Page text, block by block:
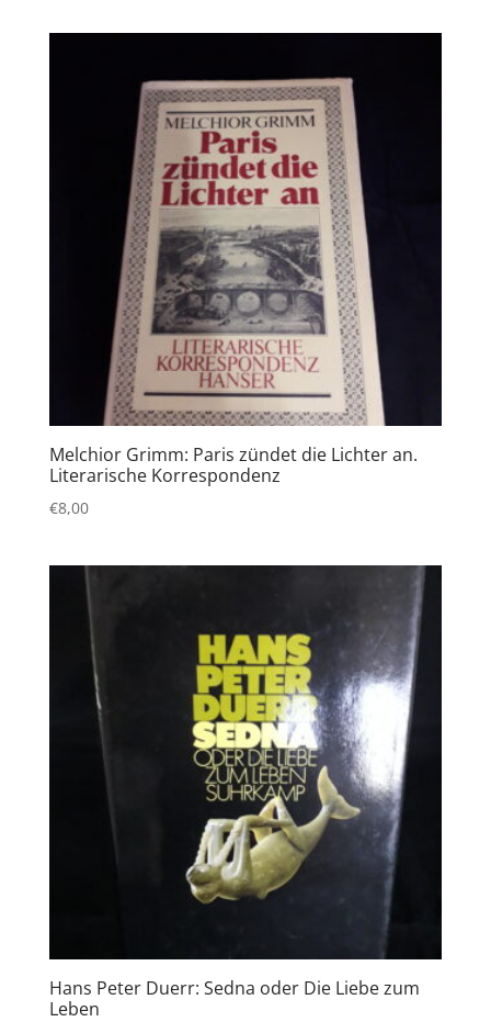
Melchior Grimm: Paris zündet die Lichter an.
Literarische Korrespondenz
€8,00
Hans Peter Duerr: Sedna oder Die Liebe zum
Leben